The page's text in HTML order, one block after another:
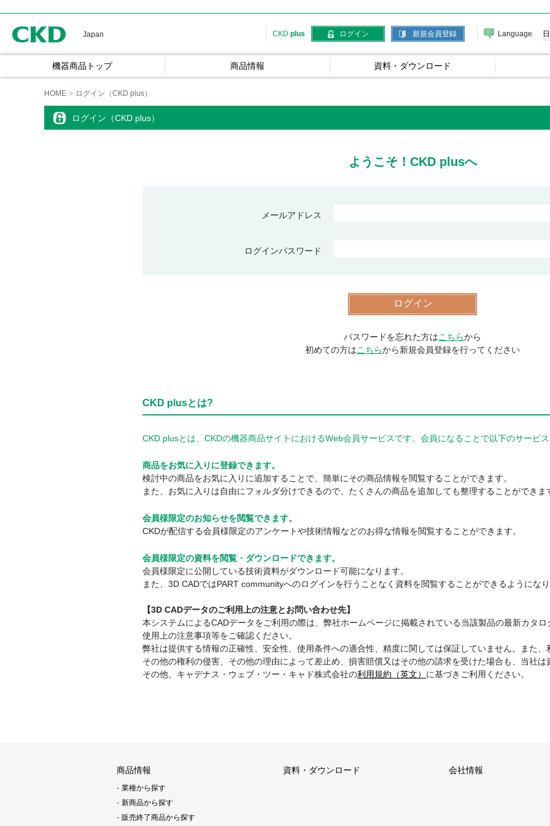
Japan CKD plus ログイン 新規会員登録 Language
機器商品トップ 商品情報 資料・ダウンロード
HOME ログイン（CKD plus）
ログイン（CKD plus）
ようこそ！CKD plusへ
メールアドレス
ログインパスワード
パスワードを忘れた方はこちらから
初めての方はこちらから新規会員登録を行ってください
CKD plusとは?
CKD plusとは、CKDの機器商品サイトにおけるWeb会員サービスです。会員になることで以下のサービス
商品をお気に入りに登録できます。
検討中の商品をお気に入りに追加することで、簡単にその商品情報を閲覧することができます。
また、お気に入りは自由にフォルダ分けできるので、たくさんの商品を追加しても整理することができま
会員様限定のお知らせを閲覧できます。
CKDが配信する会員様限定のアンケートや技術情報などのお得な情報を閲覧することができます。
会員様限定の資料を閲覧・ダウンロードできます。
会員様限定に公開している技術資料がダウンロード可能になります。
また、3D CADではPART communityへのログインを行うことなく資料を閲覧することができるようになり
【3D CADデータのご利用上の注意とお問い合わせ先】
本システムによるCADデータをご利用の際は、弊社ホームページに掲載されている当該製品の最新カタロ
使用上の注意事項等をご確認ください。
弊社は提供する情報の正確性、安全性、使用条件への適合性、精度に関しては保証していません。また
その他の権利の侵害、その他の理由によって差止め、損害賠償又はその他の請求を受けた場合も、当社は
その他、キャデナス・ウェブ・ツー・キャド株式会社の利用規約（英文） に基づきご利用ください。
商品情報
業種から探す
新商品から探す
販売終了商品から探す
資料・ダウンロード 会社情報